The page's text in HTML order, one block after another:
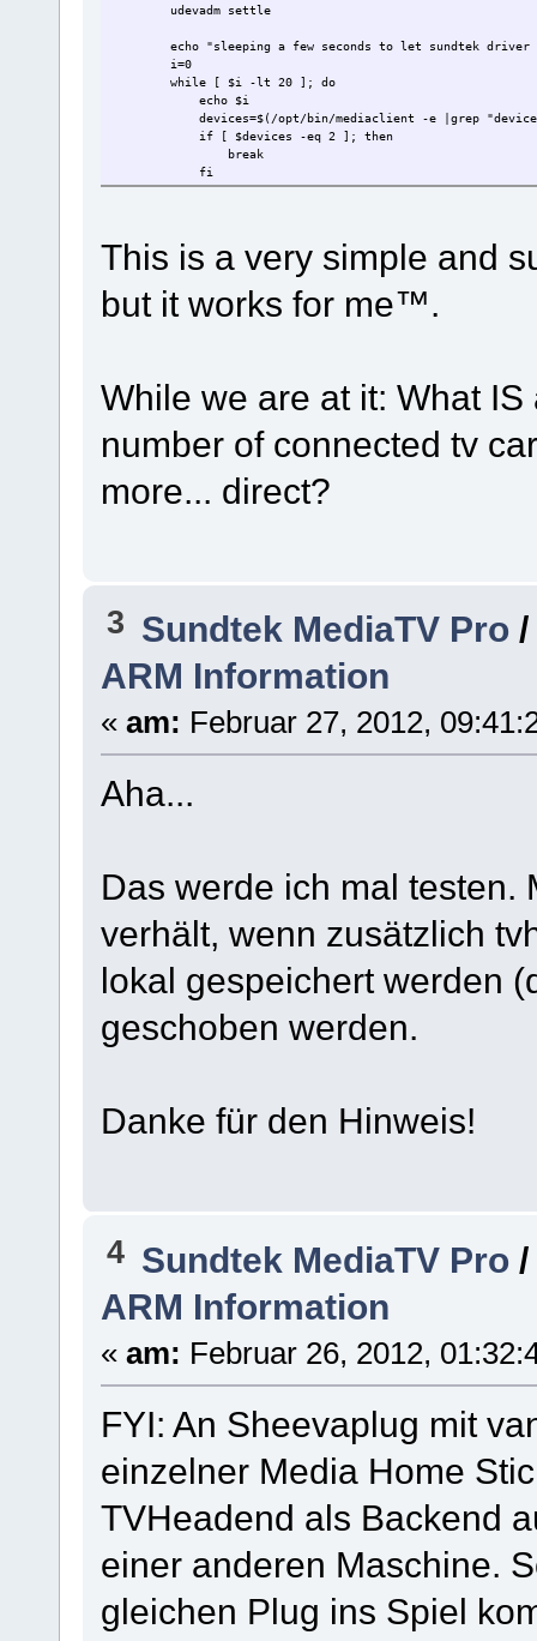
udevadm settle
echo "sleeping a few seconds to let sundtek
i=0
while [ $i -lt 20 ]; do
echo $i
devices=$(/opt/bin/mediaclient -e |grep
if [ $devices -eq 2 ]; then
break
fi
sleep 1
echo "continuing..."
start-stop-daemon --start --quiet --pidfile
|| return 1
start-stop-daemon --start --quiet --pidfile $PIDFILE
This is a very simple and
but it works for me™.
While we are at it: What
number of connected tv
more... direct?
3 Sundtek MediaTV Pro
ARM Information
« am: Februar 27, 2012,
Aha...
Das werde ich mal testen.
verhält, wenn zusätzlich
lokal gespeichert werden
geschoben werden.
Danke für den Hinweis!
4 Sundtek MediaTV Pro
ARM Information
« am: Februar 26, 2012,
FYI: An Sheevaplug mit
einzelner Media Home
TVHeadend als Backend
einer anderen Maschine.
gleichen Plug ins Spiel